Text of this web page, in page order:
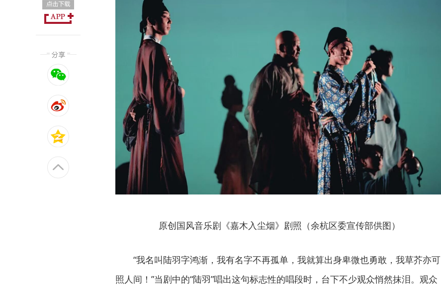
原创国风音乐剧《嘉木入尘烟》剧照（余杭区委宣传部供图）
“我名叫陆羽字鸿渐，我有名字不再孤单，我就算出身卑微也勇敢，我草芥亦可
照人间！”当剧中的“陆羽”唱出这句标志性的唱段时，台下不少观众悄然抹泪。观众